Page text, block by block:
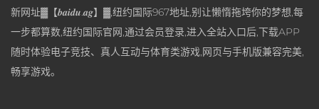
新网址▓【𝒃𝒂𝒊𝒅𝒖.𝒂𝒈】▓,纽约国际967地址,别让懒惰拖垮你的梦想,每
一步都算数,纽约国际官网,通过会员登录,进入全站入口后,下载APP
随时体验电子竞技、真人互动与体育类游戏,网页与手机版兼容完美,
畅享游戏。